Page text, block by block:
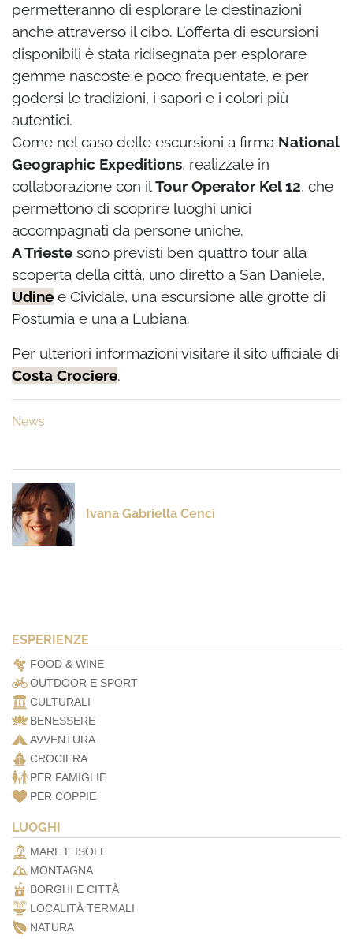
permetteranno di esplorare le destinazioni
anche attraverso il cibo. L’offerta di escursioni
disponibili è stata ridisegnata per esplorare
gemme nascoste e poco frequentate, e per
godersi le tradizioni, i sapori e i colori più
autentici.
Come nel caso delle escursioni a firma National
Geographic Expeditions, realizzate in
collaborazione con ilTour Operator Kel 12, che
permettono di scoprire luoghi unici
accompagnati da persone uniche.
A Trieste sono previsti ben quattro tour alla
scoperta della città, uno diretto a San Daniele,
Udine e Cividale, una escursione alle grotte di
Postumia e una a Lubiana.
Per ulteriori informazioni visitare il sito ufficiale di
Costa Crociere.
News
Ivana Gabriella Cenci
ESPERIENZE
FOOD & WINE
OUTDOOR E SPORT
CULTURALI
BENESSERE
AVVENTURA
CROCIERA
PER FAMIGLIE
PER COPPIE
LUOGHI
MARE E ISOLE
MONTAGNA
BORGHI E CITTÀ
LOCALITÀ TERMALI
NATURA